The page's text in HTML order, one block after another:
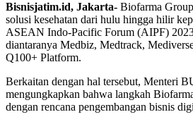
Bisnisjatim.id, Jakarta- Biofarma
solusi kesehatan dari hulu hingga hilir
ASEAN Indo-Pacific Forum (AIPF)
diantaranya Medbiz, Medtrack,
Q100+ Platform.
Berkaitan dengan hal tersebut, Menteri
mengungkapkan bahwa langkah
dengan rencana pengembangan bisnis